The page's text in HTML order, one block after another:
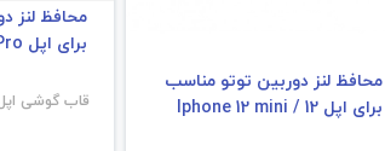
محافظ لنز دوربین توتو مناسب
برای اپل Iphone 12 mini / 12
برای اپل Iphone 12 Pro